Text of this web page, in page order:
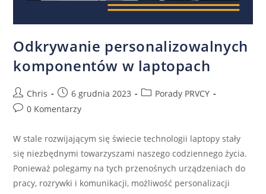
Odkrywanie personalizowalnych
komponentów w laptopach
Chris 6 grudnia 2023
Porady PRVCY
0 Komentarzy
W stale rozwijającym się świecie technologii laptopy stały
się niezbędnymi towarzyszami naszego codziennego życia.
Ponieważ polegamy na tych przenośnych urządzeniach do
pracy, rozrywki i komunikacji, możliwość personalizacji